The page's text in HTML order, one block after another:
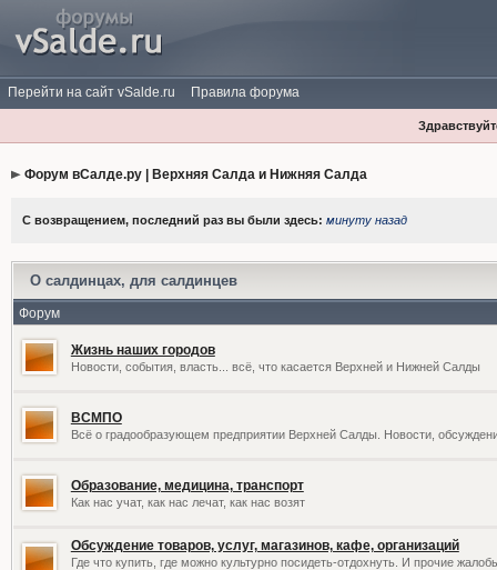
Перейти на сайт vSalde.ru Правила форума
Форум вСалде.ру | Верхняя Салда и Нижняя Салда
С возвращением, последний раз вы были здесь: минуту назад
О салдинцах, для салдинцев
Форум
Жизнь наших городов
Новости, события, власть... всё, что касается Верхней и Нижней Салды
ВСМПО
Всё о градообразующем предприятии Верхней Салды. Новости,
Образование, медицина, транспорт
Как нас учат, как нас лечат, как нас возят
Обсуждение товаров, услуг, магазинов, кафе, организаций
Где что купить, где можно культурно посидеть-отдохнуть. И прочие